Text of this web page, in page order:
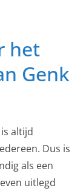
het
Genk
altijd
Dus is
als een
uitlegd